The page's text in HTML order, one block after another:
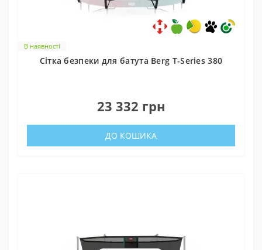
В наявності
Cітка безпеки для батута Berg T-Series 380
23 332 грн
ДО КОШИКА